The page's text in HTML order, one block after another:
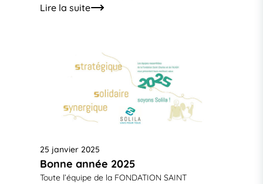
Lire la suite
25 janvier 2025
Bonne année 2025
Toute l’équipe de la FONDATION SAINT